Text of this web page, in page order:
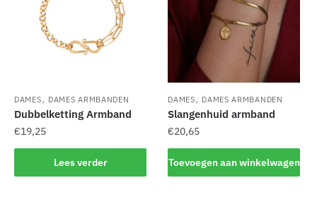
gekozen
worden
DAMES, DAMES ARMBANDEN
Dubbelketting Armband
€19,25
Lees verder
DAMES, DAMES ARMBANDEN
Slangenhuid armband
€20,65
Toevoegen aan winkelwagen